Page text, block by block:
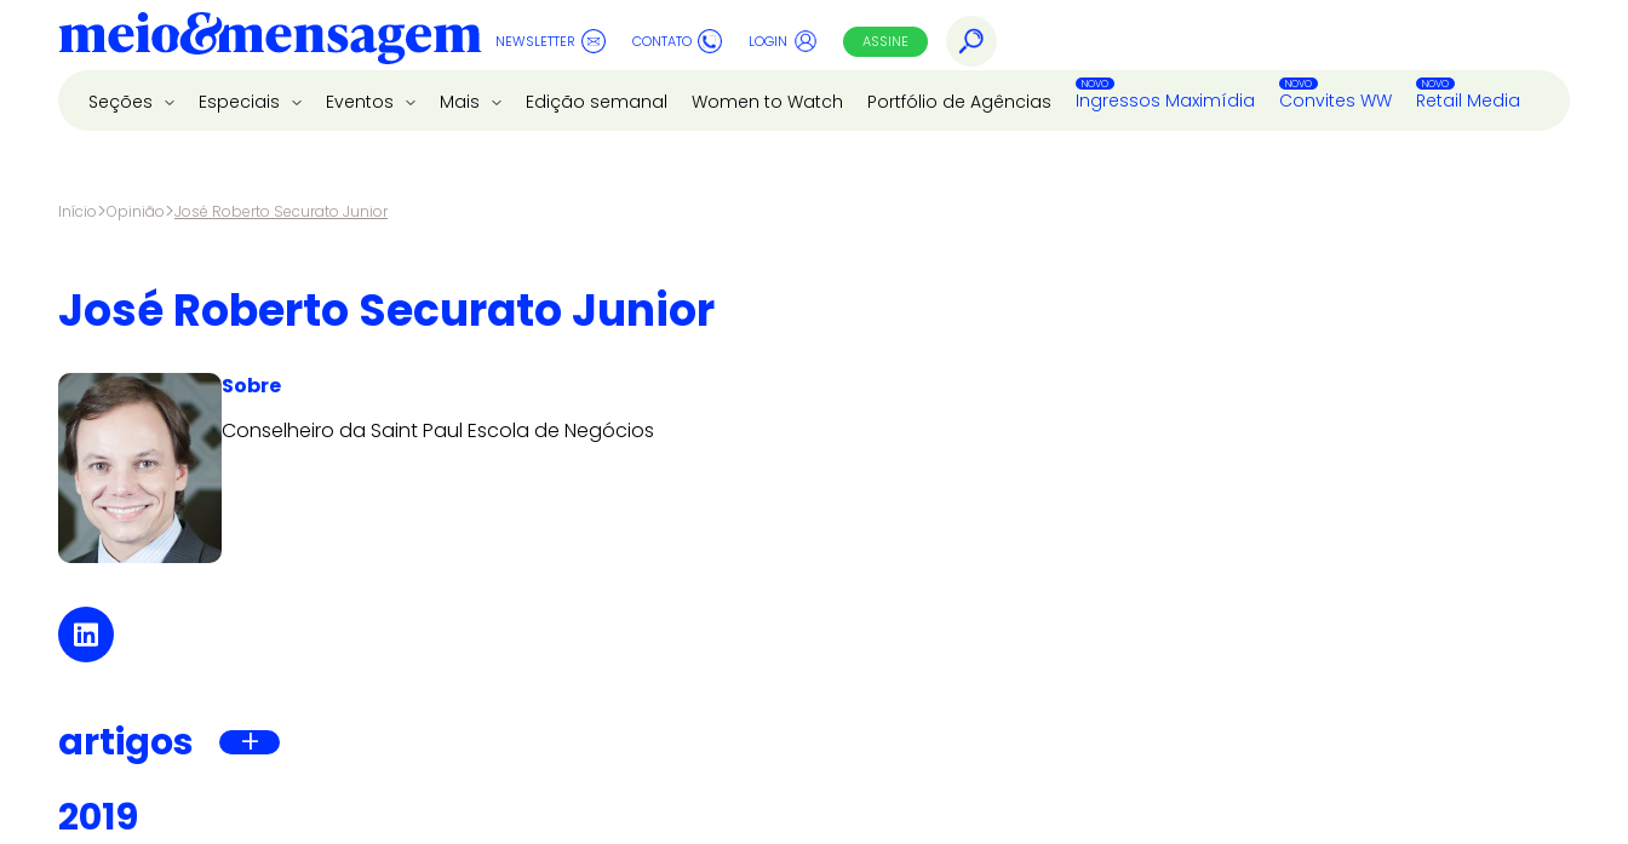
NEWSLETTER CONTATO LOGIN ASSINE
Seções Especiais Eventos Mais Edição semanal Women to Watch Portfólio de Agências Ingressos Maximídia Convites WW Retail Media
Início>Opinião>José Roberto Securato Junior
José Roberto Securato Junior
Sobre
Conselheiro da Saint Paul Escola de Negócios
artigos
2019